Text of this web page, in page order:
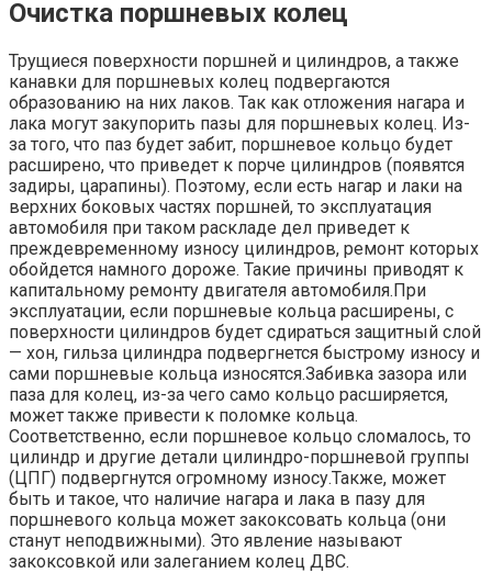
Очистка поршневых колец
Трущиеся поверхности поршней и цилиндров, а также
канавки для поршневых колец подвергаются
образованию на них лаков. Так как отложения нагара и
лака могут закупорить пазы для поршневых колец. Из-
за того, что паз будет забит, поршневое кольцо будет
расширено, что приведет к порче цилиндров (появятся
задиры, царапины). Поэтому, если есть нагар и лаки на
верхних боковых частях поршней, то эксплуатация
автомобиля при таком раскладе дел приведет к
преждевременному износу цилиндров, ремонт которых
обойдется намного дороже. Такие причины приводят к
капитальному ремонту двигателя автомобиля.При
эксплуатации, если поршневые кольца расширены, с
поверхности цилиндров будет сдираться защитный слой
— хон, гильза цилиндра подвергнется быстрому износу и
сами поршневые кольца износятся.Забивка зазора или
паза для колец, из-за чего само кольцо расширяется,
может также привести к поломке кольца.
Соответственно, если поршневое кольцо сломалось, то
цилиндр и другие детали цилиндро-поршневой группы
(ЦПГ) подвергнутся огромному износу.Также, может
быть и такое, что наличие нагара и лака в пазу для
поршневого кольца может закоксовать кольца (они
станут неподвижными). Это явление называют
закоксовкой или залеганием колец ДВС.